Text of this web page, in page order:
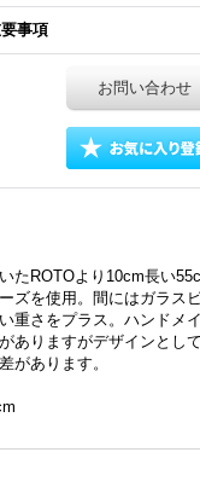
事項
お問い合わせ
たROTOより10cm長い
ズを使用。間にはガラス
重さをプラス。ハンドメ
ありますがデザインとし
があります。